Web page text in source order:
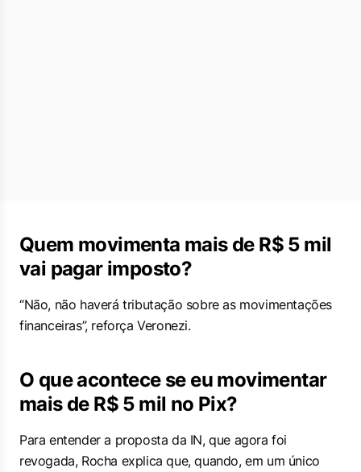
Quem movimenta mais de R$ 5 mil
vai pagar imposto?
“Não, não haverá tributação sobre as movimentações
financeiras”, reforça Veronezi.
O que acontece se eu movimentar
mais de R$ 5 mil no Pix?
Para entender a proposta da IN, que agora foi
revogada, Rocha explica que, quando, em um único